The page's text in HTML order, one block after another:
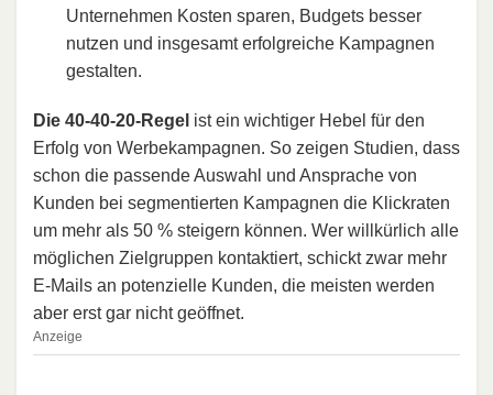
Unternehmen Kosten sparen, Budgets besser
nutzen und insgesamt erfolgreiche Kampagnen
gestalten.
Die 40-40-20-Regel ist ein wichtiger Hebel für den
Erfolg von Werbekampagnen. So zeigen Studien, dass
schon die passende Auswahl und Ansprache von
Kunden bei segmentierten Kampagnen die Klickraten
um mehr als 50 % steigern können. Wer willkürlich alle
möglichen Zielgruppen kontaktiert, schickt zwar mehr
E-Mails an potenzielle Kunden, die meisten werden
aber erst gar nicht geöffnet.
Anzeige